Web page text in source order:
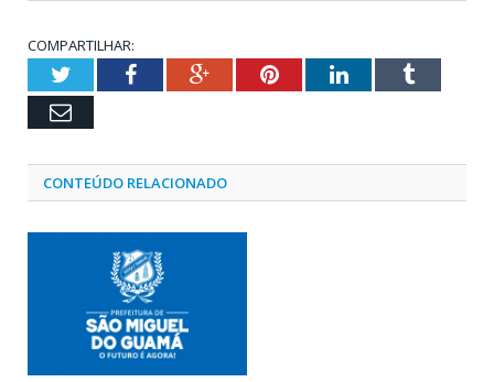
COMPARTILHAR:
TwitterFacebookGoogle+PinterestLinkedInTumblr
Email
CONTEÚDO RELACIONADO